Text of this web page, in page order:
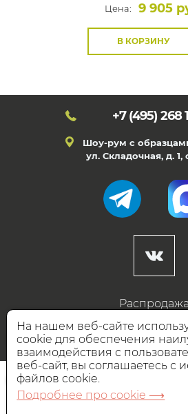
Цена:
9 905
В КОРЗИНУ
+7 (495) 268
Шоу-рум с
ул. Складочная, д. 1,
Распродажа
Готовые
НАШИ
На нашем веб-сайте
cookie для обеспечения
взаимодействия с
веб-сайт, вы соглашаетесь с
файлов cookie.
Подробнее про cookie ⟶